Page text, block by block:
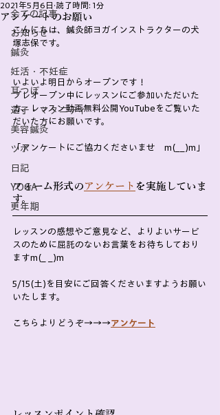
全ての記事
お知らせ
鍼灸
妊活・不妊症
耳つぼ
逆子・マタニティ
美容鍼灸
ツボ
日記
YOGA
更年期
アンケートのお願い
2021年5月6日 読了時間: 1分
こんにちは、鍼灸師ヨガインストラクターの犬
塚志保です。
いよいよ明日からオープンです！
プレオープン中にレッスンにご参加いただいた
方、レッスン動画無料公開YouTubeをご覧いた
だいた方にお願いです。
「アンケートにご協力くださいませ　m(__)m」
フォーム形式の アンケート を実施していま
す。
レッスンの感想やご意見など、よりよいサービ
スのために屈託のないお言葉をお待ちしており
ますm(_ _)m
5/15(土)を目安にご回答くださいますようお願い
いたします。
こちらよりどうぞ→→→アンケート